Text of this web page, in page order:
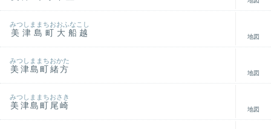
美津島町大船越
みつしままちおおふなこし
地図
美津島町緒方
みつしままちおかた
地図
美津島町尾崎
みつしままちおさき
地図